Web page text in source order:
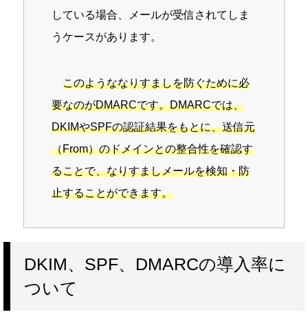
している場合、メールが受信されてしま
うケースがあります。
このようななりすましを防ぐために必
要なのがDMARCです。DMARCでは、
DKIMやSPFの認証結果をもとに、送信元
（From）のドメインとの整合性を確認す
ることで、なりすましメールを検知・防
止することができます。
DKIM、SPF、DMARCの導入率に
ついて